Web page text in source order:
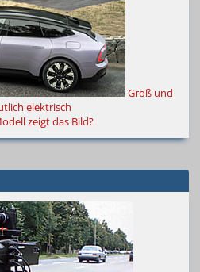
Groß und
elektrisch
zeigt das Bild?